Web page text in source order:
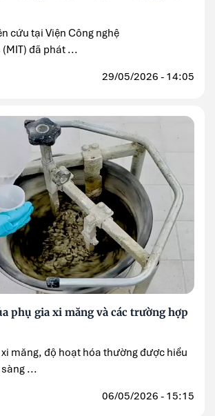
cứu tại Viện Công nghệ
đã phát ...
29/05/2026 - 14:05
phụ gia xi măng và các trường hợp
xi măng, độ hoạt hóa thường được hiểu
...
06/05/2026 - 15:15